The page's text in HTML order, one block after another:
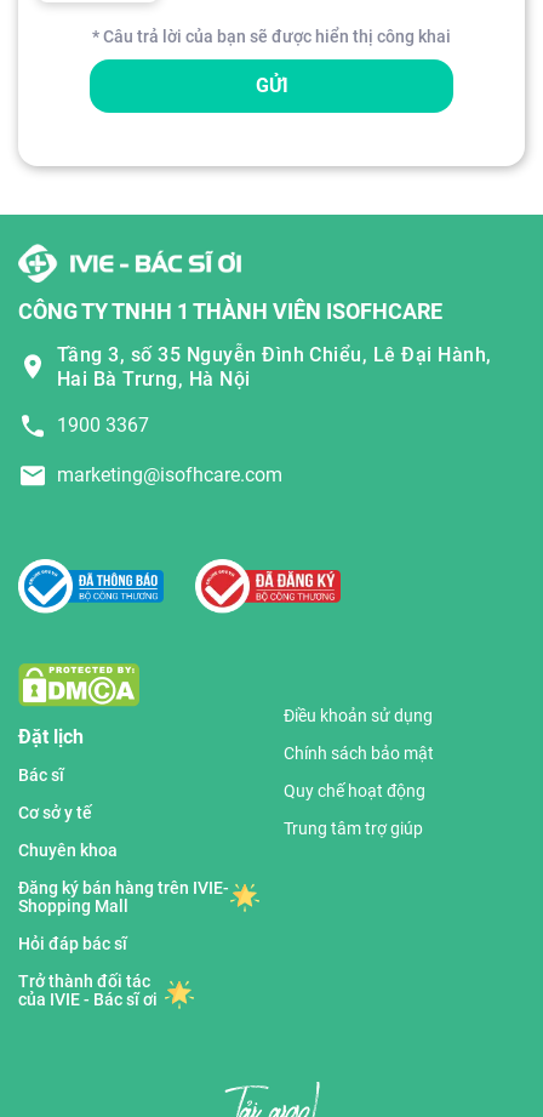
* Câu trả lời của bạn sẽ được hiển thị công khai
GỬI
CÔNG TY TNHH 1 THÀNH VIÊN ISOFHCARE
Tầng 3, số 35 Nguyễn Đình Chiểu, Lê Đại Hành,
Hai Bà Trưng, Hà Nội
1900 3367
marketing@isofhcare.com
Đặt lịch
Bác sĩ
Cơ sở y tế
Chuyên khoa
Đăng ký bán hàng trên IVIE-
Shopping Mall
Hỏi đáp bác sĩ
Trở thành đối tác
của IVIE - Bác sĩ ơi
Điều khoản sử dụng
Chính sách bảo mật
Quy chế hoạt động
Trung tâm trợ giúp